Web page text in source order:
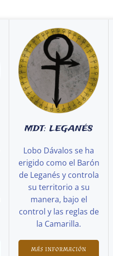
MDT: LEGANÉS
Lobo Dávalos se ha
erigido como el Barón
de Leganés y controla
su territorio a su
manera, bajo el
control y las reglas de
la Camarilla.
MÁS INFORMACIÓN